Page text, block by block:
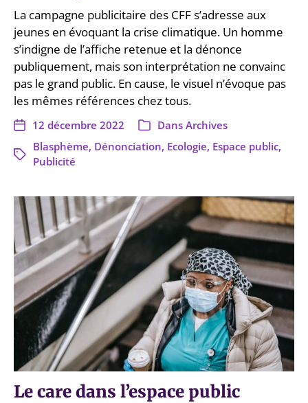
La campagne publicitaire des CFF s’adresse aux
jeunes en évoquant la crise climatique. Un homme
s’indigne de l’affiche retenue et la dénonce
publiquement, mais son interprétation ne convainc
pas le grand public. En cause, le visuel n’évoque pas
les mêmes références chez tous.
12 décembre 2022 Dans Archives
Blasphème, Dénonciation, Ecologie, Espace public,
Publicité
Le care dans l’espace public